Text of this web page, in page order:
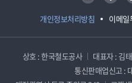
개인정보처리방침 이메
상호 : 한국철도공사 대표자 : 김
통신판매업신고 :